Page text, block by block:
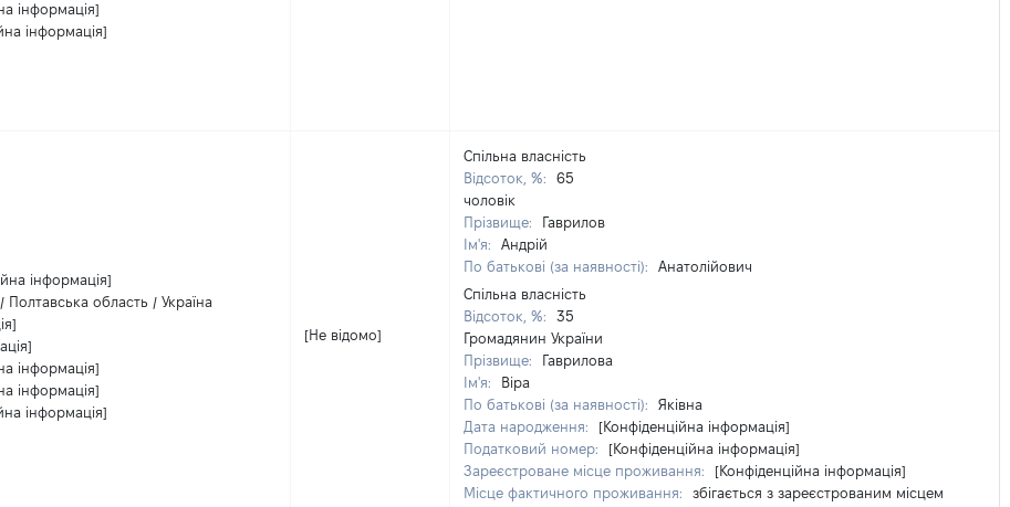
інформація]
інформація]
інформація]
Полтавська область / Україна
інформація]
інформація]
інформація]
[Не відомо]
Спільна власність
Відсоток, %:
65
чоловік
Прізвище:
Гаврилов
Ім'я:
Андрій
По батькові (за наявності):
Анатолійович
Спільна власність
Відсоток, %:
35
Громадянин України
Прізвище:
Гаврилова
Ім'я:
Віра
По батькові (за наявності):
Яківна
Дата народження:
[Конфіденційна інформація]
Податковий номер:
[Конфіденційна інформація]
Зареєстроване місце проживання:
[Конфіденційна інформація]
Місце фактичного проживання:
збігається з зареєстрованим місцем